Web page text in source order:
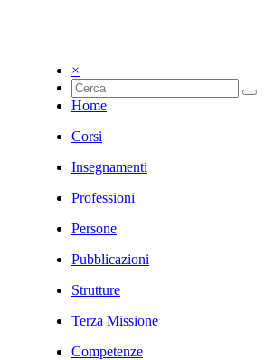
×
Home
Corsi
Insegnamenti
Professioni
Persone
Pubblicazioni
Strutture
Terza Missione
Competenze